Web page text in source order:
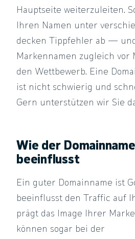
Hauptseite weiterzuleiten.
Ihren Namen unter
decken Tippfehler ab —
Markennamen zugleich vor
den Wettbewerb. Eine
ist nicht schwierig und
Gern unterstützen wir Sie
Wie der
beeinflusst
Ein guter Domainname ist
beeinflusst den Traffic auf
prägt das Image Ihrer
können sogar bei der